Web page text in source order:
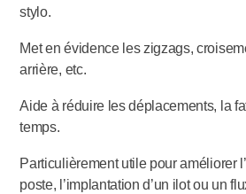
stylo.
Met en évidence les zigzags,
arrière, etc.
Aide à réduire les déplacements, la
temps.
Particulièrement utile pour améliorer
poste, l’implantation d’un ilot ou un